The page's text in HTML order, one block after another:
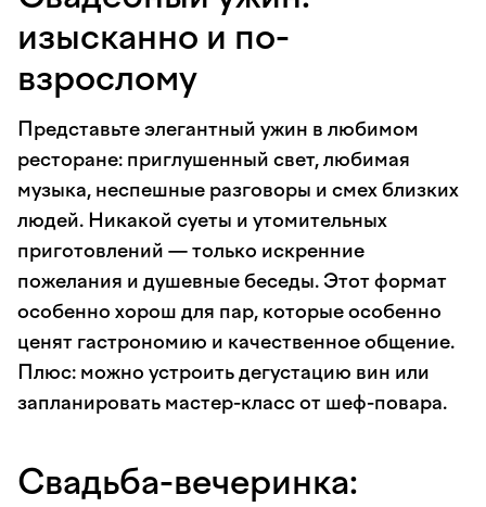
изысканно и по-
взрослому
Представьте элегантный ужин в любимом
ресторане: приглушенный свет, любимая
музыка, неспешные разговоры и смех близких
людей. Никакой суеты и утомительных
приготовлений — только искренние
пожелания и душевные беседы. Этот формат
особенно хорош для пар, которые особенно
ценят гастрономию и качественное общение.
Плюс: можно устроить дегустацию вин или
запланировать мастер-класс от шеф-повара.
Свадьба-вечеринка: